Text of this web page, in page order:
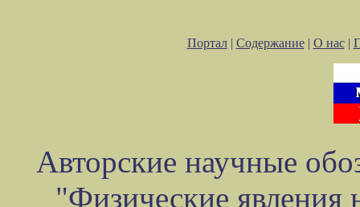
Портал| Содержание| О нас|
Авторские научные
"Физические явления